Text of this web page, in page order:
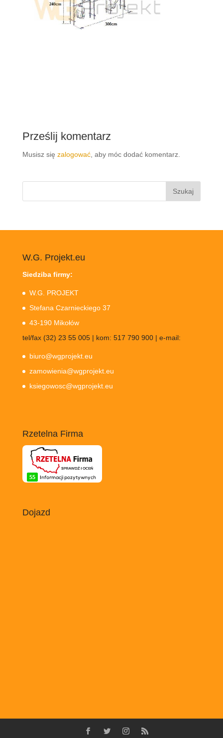
Prześlij komentarz
Musisz się zalogować, aby móc dodać komentarz.
Szukaj:
W.G. Projekt.eu
Siedziba firmy:
W.G. PROJEKT
Stefana Czarnieckiego 37
43-190 Mikołów
tel/fax (32) 23 55 005 | kom: 517 790 900 | e-mail:
biuro@wgprojekt.eu
zamowienia@wgprojekt.eu
ksiegowosc@wgprojekt.eu
Rzetelna Firma
Dojazd